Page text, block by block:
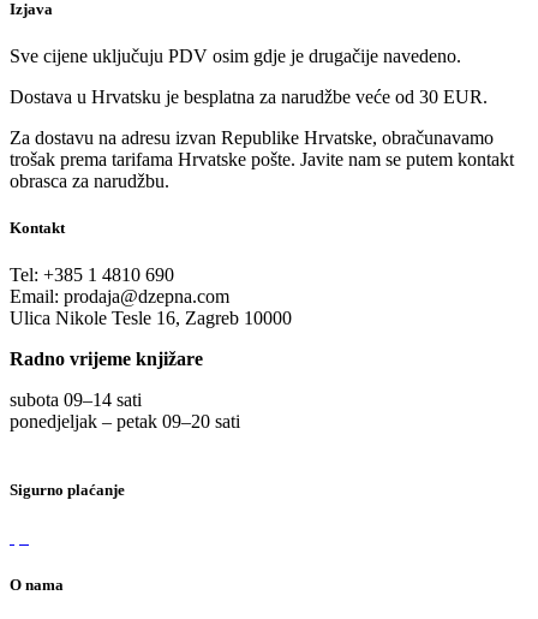
Izjava
Sve cijene uključuju PDV osim gdje je drugačije navedeno.
Dostava u Hrvatsku je besplatna za narudžbe veće od 30 EUR.
Za dostavu na adresu izvan Republike Hrvatske, obračunavamo
trošak prema tarifama Hrvatske pošte. Javite nam se putem kontakt
obrasca za narudžbu.
Kontakt
Tel: +385 1 4810 690
Email: prodaja@dzepna.com
Ulica Nikole Tesle 16, Zagreb 10000
Radno vrijeme knjižare
subota 09–14 sati
ponedjeljak – petak 09–20 sati
Sigurno plaćanje
O nama